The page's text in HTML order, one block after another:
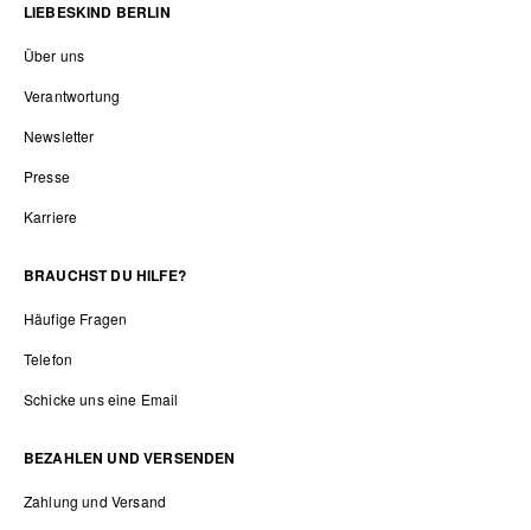
LIEBESKIND BERLIN
Über uns
Verantwortung
Newsletter
Presse
Karriere
BRAUCHST DU HILFE?
Häufige Fragen
Telefon
Schicke uns eine Email
BEZAHLEN UND VERSENDEN
Zahlung und Versand